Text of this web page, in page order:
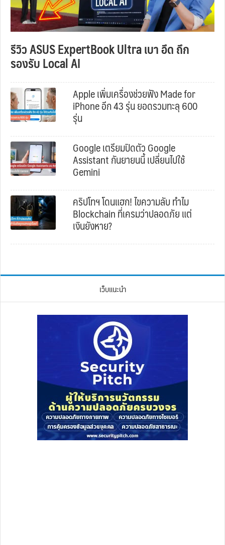
รีวิว ASUS ExpertBook Ultra เบา อึด ถึก
รองรับ Local AI
Apple เพิ่มเครื่องช่วยฟัง Made for
iPhone อีก 43 รุ่น ยอดรวมทะลุ 600
รุ่น
Google เตรียมปิดตัว Google
Assistant กันยายนนี้ เปลี่ยนไปใช้
Gemini
คริปโทฯ โดนแฮก! ไขความลับ ทำไม
Blockchain ที่เครมว่าปลอดภัย แต่
เงินยังหาย?
เว็บแนะนำ